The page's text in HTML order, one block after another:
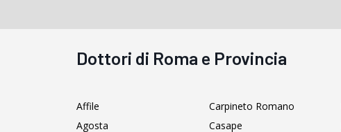
Dottori di Roma e Provincia
Affile
Agosta
Carpineto Romano
Casape